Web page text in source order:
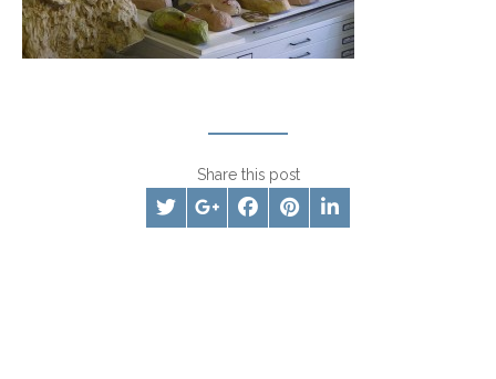
Share this post